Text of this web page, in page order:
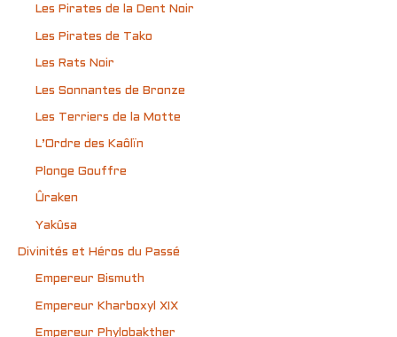
Les Pirates de la Dent Noir
Les Pirates de Tako
Les Rats Noir
Les Sonnantes de Bronze
Les Terriers de la Motte
L’Ordre des Kaôlïn
Plonge Gouffre
Ûraken
Yakûsa
Divinités et Héros du Passé
Empereur Bismuth
Empereur Kharboxyl XIX
Empereur Phylobakther